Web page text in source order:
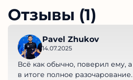
Отзывы (1)
Pavel Zhukov
14.07.2025
Всё как обычно, поверил ему, а
в итоге полное разочарование.